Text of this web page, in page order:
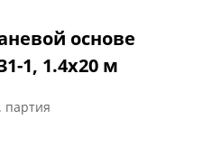
основе
1, 1.4х20 м